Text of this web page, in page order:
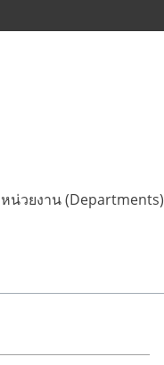
หน่วยงาน (Departments)